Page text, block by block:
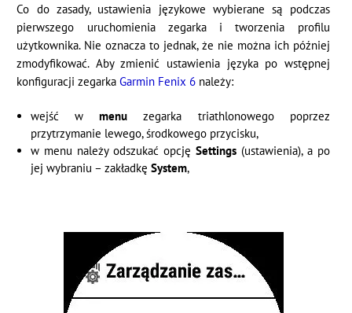
Co do zasady, ustawienia językowe wybierane są podczas
pierwszego uruchomienia zegarka i tworzenia profilu
użytkownika. Nie oznacza to jednak, że nie można ich później
zmodyfikować. Aby zmienić ustawienia języka po wstępnej
konfiguracji zegarkaGarmin Fenix 6 należy:
wejść wmenu zegarka triathlonowego poprzez
przytrzymanie lewego, środkowego przycisku,
w menu należy odszukać opcję Settings(ustawienia), a po
jej wybraniu – zakładkę System,